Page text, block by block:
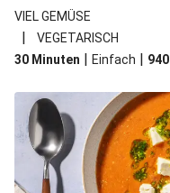
VIEL GEMÜSE
|
VEGETARISCH
30 Minuten | Einfach | 940